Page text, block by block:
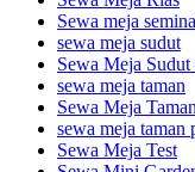
Sewa meja
sewa meja sudut
Sewa Meja Sudut
sewa meja taman
Sewa Meja
sewa meja taman
Sewa Meja Test